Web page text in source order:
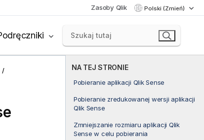
Zasoby Qlik Polski (Zmień)
NA TEJ STRONIE
Pobieranie aplikacji Qlik Sense
Pobieranie zredukowanej wersji aplikacji
Qlik Sense
Zmniejszanie rozmiaru aplikacji Qlik
Sense w celu pobierania